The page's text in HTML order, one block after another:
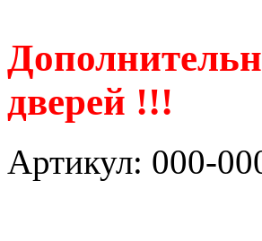
дверей !!!
Артикул: 000-